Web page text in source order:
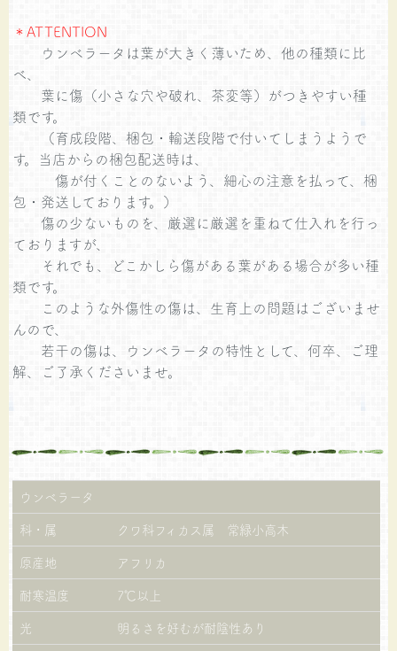
＊ATTENTION
ウンベラータは葉が大きく薄いため、他の種類に比
べ、
葉に傷（小さな穴や破れ、茶変等）がつきやすい種
類です。
（育成段階、梱包・輸送段階で付いてしまうようで
す。当店からの梱包配送時は、
傷が付くことのないよう、細心の注意を払って、梱
包・発送しております。）
傷の少ないものを、厳選に厳選を重ねて仕入れを行っ
ておりますが、
それでも、どこかしら傷がある葉がある場合が多い種
類です。
このような外傷性の傷は、生育上の問題はございませ
んので、
若干の傷は、ウンベラータの特性として、何卒、ご理
解、ご了承くださいませ。
ウンベラータ
科・属
クワ科フィカス属 常緑小高木
原産地
アフリカ
耐寒温度
7℃以上
光
明るさを好むが耐陰性あり